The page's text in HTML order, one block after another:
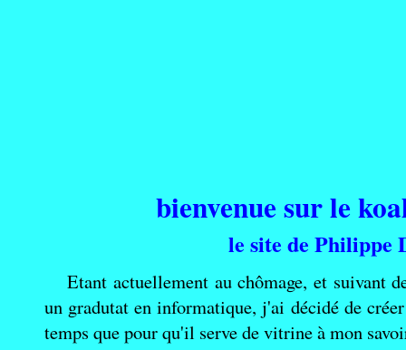
bienvenue sur le
le site de Philippe
Etant actuellement au chômage, et suivant
un gradutat en informatique, j'ai décidé de
temps que pour qu'il serve de vitrine à mon